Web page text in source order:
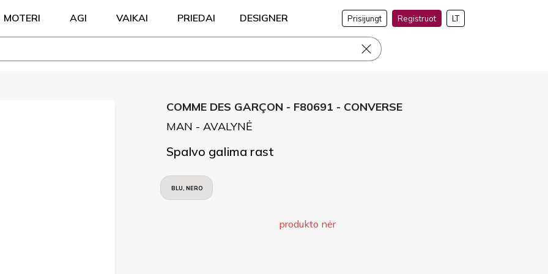
MOTERI AGI VAIKAI PRIEDAI DESIGNER Prisijungt Registruot LT
COMME DES GARÇON - F80691 - CONVERSE
MAN - AVALYNĖ
Spalvo galima rast
BLU, NERO
produkto nėr